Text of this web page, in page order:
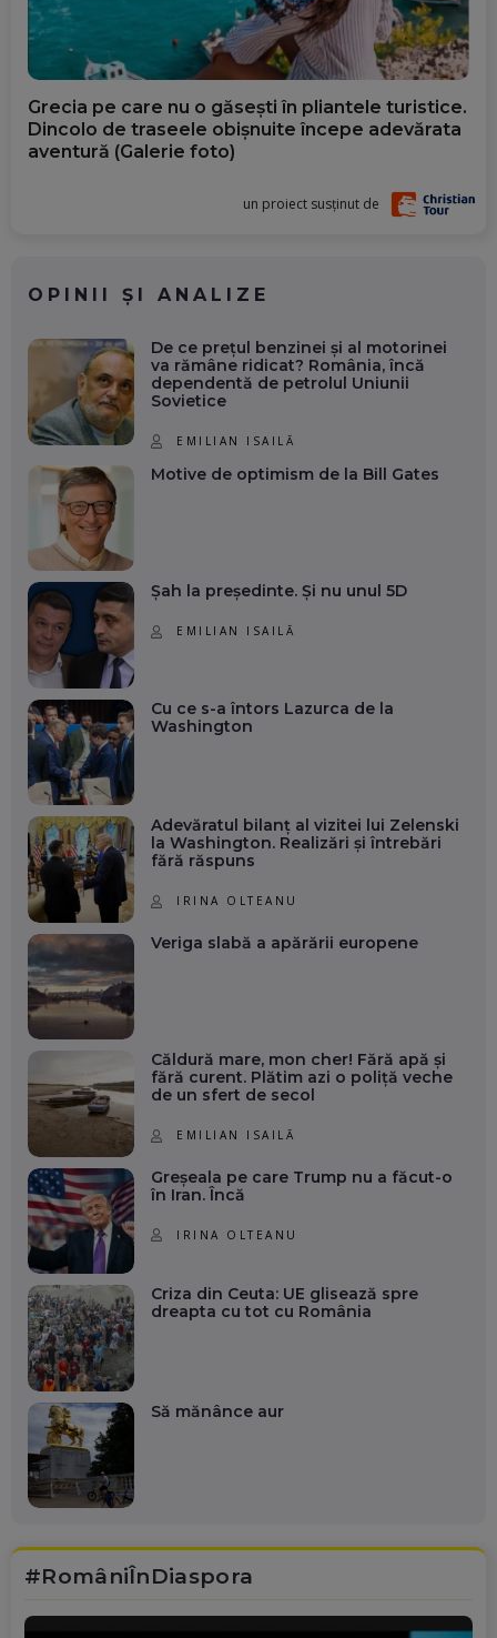
Grecia pe care nu o găsești în pliantele turistice.
Dincolo de traseele obișnuite începe adevărata
aventură (Galerie foto)
un proiect susținut de
OPINII ȘI ANALIZE
De ce prețul benzinei și al motorinei
va rămâne ridicat? România, încă
dependentă de petrolul Uniunii
Sovietice
EMILIAN ISAILĂ
Motive de optimism de la Bill Gates
Șah la președinte. Și nu unul 5D
EMILIAN ISAILĂ
Cu ce s-a întors Lazurca de la
Washington
Adevăratul bilanț al vizitei lui Zelenski
la Washington. Realizări și întrebări
fără răspuns
IRINA OLTEANU
Veriga slabă a apărării europene
Căldură mare, mon cher! Fără apă și
fără curent. Plătim azi o poliță veche
de un sfert de secol
EMILIAN ISAILĂ
Greșeala pe care Trump nu a făcut-o
în Iran. Încă
IRINA OLTEANU
Criza din Ceuta: UE glisează spre
dreapta cu tot cu România
Să mănânce aur
#RomâniÎnDiaspora